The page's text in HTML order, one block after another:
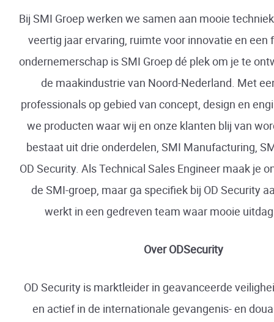
Bij SMI Groep werken we samen aan mooie
veertig jaar ervaring, ruimte voor innovatie en een
ondernemerschap is SMI Groep dé plek om je te
de maakindustrie van Noord-Nederland. Met
professionals op gebied van concept, design en
we producten waar wij en onze klanten blij van
bestaat uit drie onderdelen, SMI Manufacturing,
OD Security. Als Technical Sales Engineer maak je
de SMI-groep, maar ga specifiek bij OD Security
werkt in een gedreven team waar mooie
Over ODSecurity
OD Security is marktleider in geavanceerde
en actief in de internationale gevangenis- en